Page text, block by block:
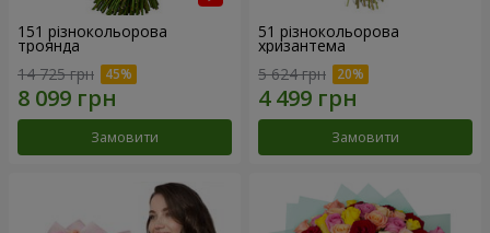
151 різнокольорова
троянда
14 725 грн
Замовити
51 різнокольорова
хризантема
5 624 грн
Замовити